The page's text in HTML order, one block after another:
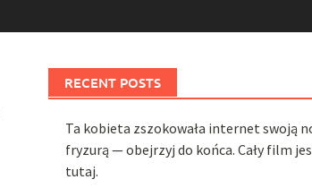
RECENT POSTS
Ta kobieta zszokowała internet swoją
fryzurą — obejrzyj do końca. Cały film
tutaj.